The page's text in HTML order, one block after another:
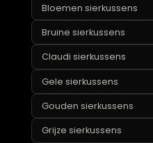
Schalen & dienbladen
Servies
Gekleurd servies
Wit servies
Sierkussens